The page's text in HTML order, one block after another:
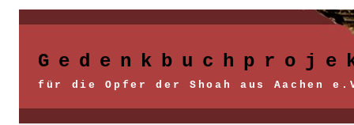
für die Opfer der Shoah aus Aachen